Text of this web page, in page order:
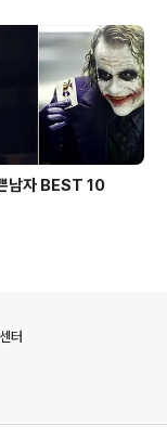
남자 BEST 10
터